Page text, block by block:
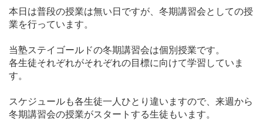
本日は普段の授業は無い日ですが、冬期講習会としての授
業を行っています。
当塾ステイゴールドの冬期講習会は個別授業です。
各生徒それぞれがそれぞれの目標に向けて学習していま
す。
スケジュールも各生徒一人ひとり違いますので、来週から
冬期講習会の授業がスタートする生徒もいます。